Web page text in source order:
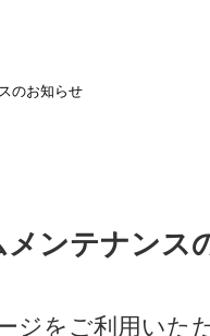
のお知らせ
メンテナンス
ジをご利用いた